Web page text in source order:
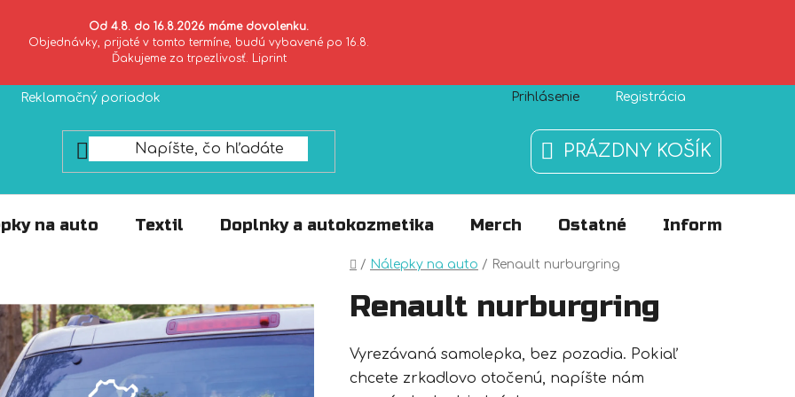
Od 4.8. do 16.8.2026 máme dovolenku.
Objednávky, prijaté v tomto termíne, budú vybavené po 16.8.
Ďakujeme za trpezlivosť. Liprint
Reklamačný poriadok Zásady používania súborov cookies O nás
Prihlásenie Registrácia
NÁKUPNÝ
KOŠÍK
PRÁZDNY KOŠÍK
na auto Textil Doplnky a autokozmetika Merch Ostatné Informácie
Domov
/ Nálepky na auto / Renault nurburgring
Renault nurburgring
Vyrezávaná samolepka, bez pozadia. Pokiaľ
chcete zrkadlovo otočenú, napíšte nám